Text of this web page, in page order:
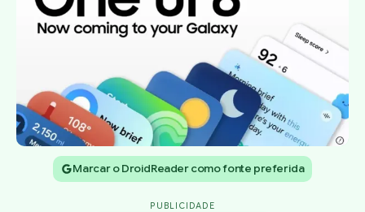
Marcar o DroidReader como fonte preferida
PUBLICIDADE